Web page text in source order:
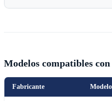
Modelos compatibles con
Fabricante Modelo